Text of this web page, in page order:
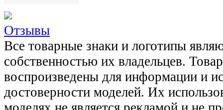
Отзывы
Все товарные знаки и логотипы
собственностью их владельцев.
воспроизведены для информации и
достоверности моделей. Их